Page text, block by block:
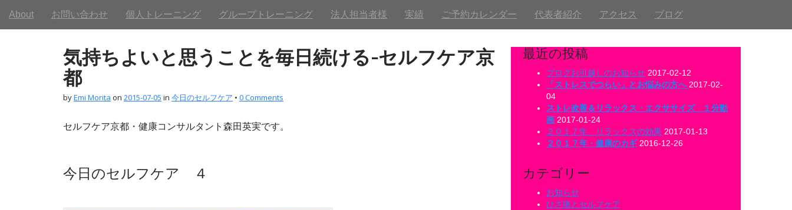
ii
About お問い合わせ 個人トレーニング グループトレーニング 法人担当者様 実績 ご予約カレンダー 代表者紹介 アクセス ブログ
気持ちよいと思うことを毎日続ける-セルフケア京
都
byEmi Morita on 2015-07-05 in 今日のセルフケア • 0 Comments
セルフケア京都・健康コンサルタント森田英実です。
今日のセルフケア ４
最近の投稿
ブログお引越しのお知らせ 2017-02-12
「ストレスでつらい」とお悩みの方へ 2017-02-
04
ストレ改善＆リラックス・エクササイズ １分動
画 2017-01-24
２０１７年 リラックスの効果 2017-01-13
２０１７年・健康のカギ 2016-12-26
カテゴリー
お知らせ
ひざ痛とセルフケア